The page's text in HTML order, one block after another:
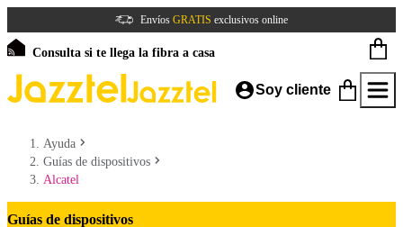
Envíos GRATIS exclusivos online
Consulta si te llega la fibra a casa
Soy cliente
Ayuda
Guías de dispositivos
Alcatel
Guías de dispositivos